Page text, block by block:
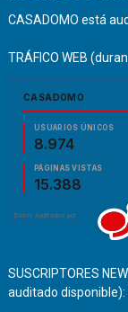
CASADOMO está
TRÁFICO WEB
SUSCRIPTORES
auditado disponible):